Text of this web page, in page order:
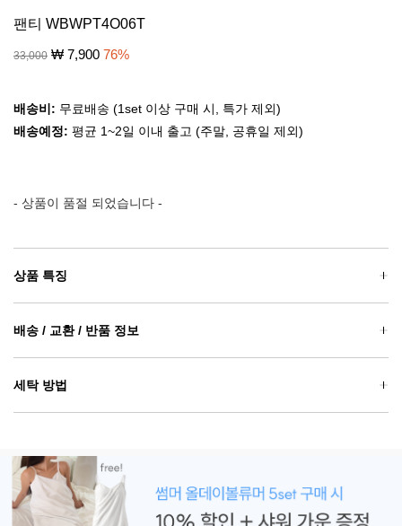
팬티 WBWPT4O06T
33,000 ₩ 7,900 76%
배송비: 무료배송 (1set 이상 구매 시, 특가 제외)
배송예정: 평균 1~2일 이내 출고 (주말, 공휴일 제외)
- 상품이 품절 되었습니다 -
상품 특징
배송 / 교환 / 반품 정보
세탁 방법